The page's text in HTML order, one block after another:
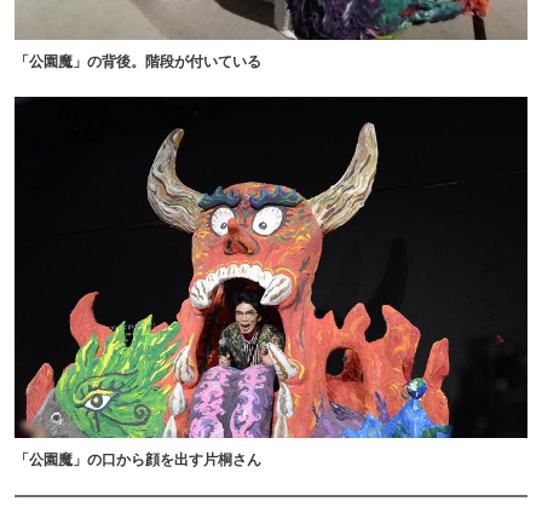
「公園魔」の背後。階段が付いている
「公園魔」の口から顔を出す片桐さん